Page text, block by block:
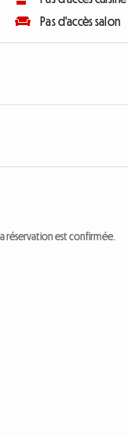
Pas d'accès salon
réservation est confirmée.